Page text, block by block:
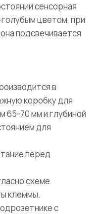
сенсорная
цветом, при
подсвечивается
в
коробку для
65-70 мм и глубиной
для
перед
схеме
клеммы.
с